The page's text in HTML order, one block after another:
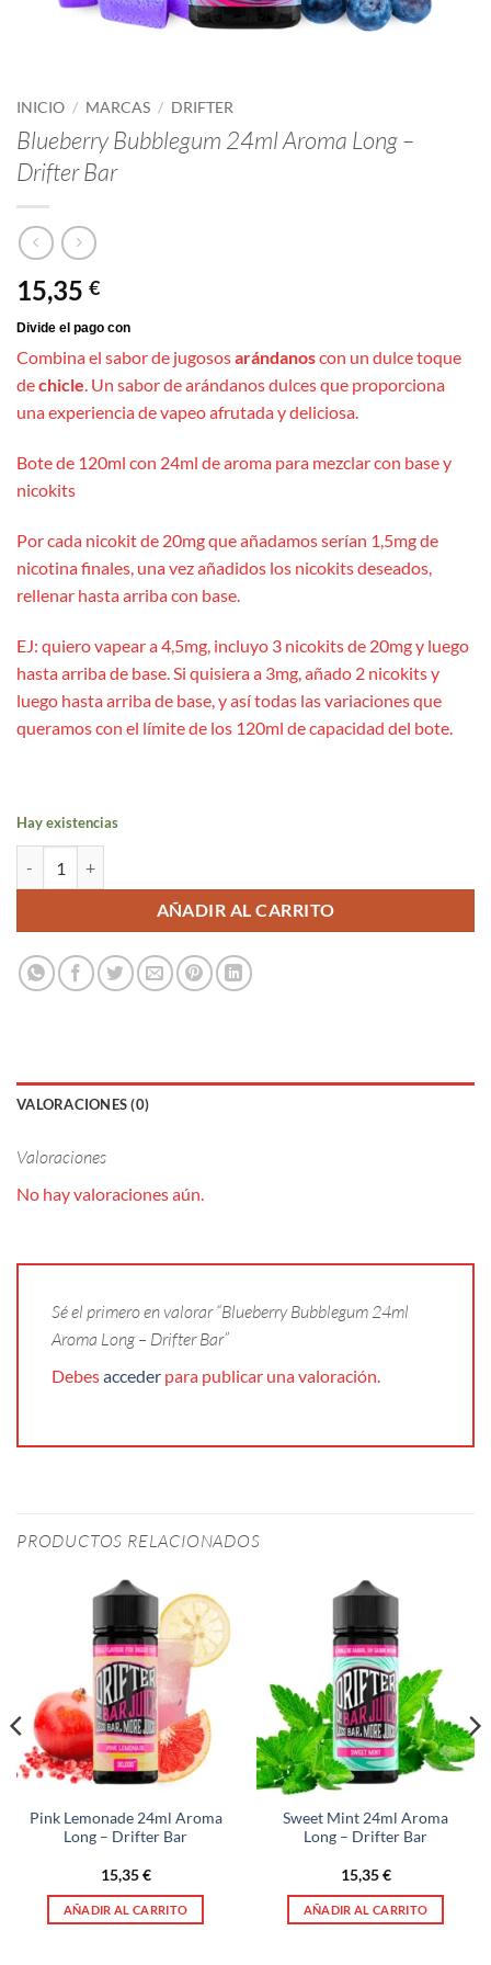
INICIO / MARCAS / DRIFTER
Blueberry Bubblegum 24ml Aroma Long –
Drifter Bar
15,35 €
Combina el sabor de jugososarándanoscon un dulce toque
dechicle. Un sabor de arándanos dulces que proporciona
una experiencia de vapeo afrutada y deliciosa.
Bote de 120ml con 24ml de aroma para mezclar con base y
nicokits
Por cada nicokit de 20mg que añadamos serían 1,5mg de
nicotina finales, una vez añadidos los nicokits deseados,
rellenar hasta arriba con base.
EJ: quiero vapear a 4,5mg, incluyo 3 nicokits de 20mg y luego
hasta arriba de base. Si quisiera a 3mg, añado 2 nicokits y
luego hasta arriba de base, y así todas las variaciones que
queramos con el límite de los 120ml de capacidad del bote.
Hay existencias
AÑADIR AL CARRITO
VALORACIONES (0)
Valoraciones
No hay valoraciones aún.
Sé el primero en valorar “Blueberry Bubblegum 24ml
Aroma Long – Drifter Bar”
Debesacceder para publicar una valoración.
PRODUCTOS RELACIONADOS
Pink Lemonade 24ml Aroma
Long – Drifter Bar
15,35€
AÑADIR AL CARRITO
Sweet Mint 24ml Aroma
Long – Drifter Bar
15,35€
AÑADIR AL CARRITO